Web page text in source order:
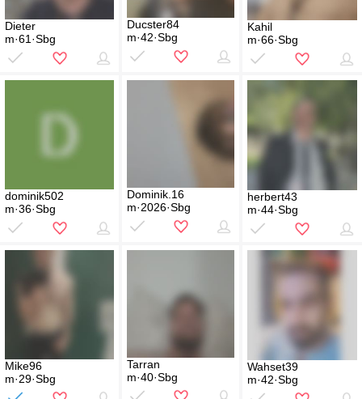
Dieter
m·61·Sbg
Ducster84
m·42·Sbg
Kahil
m·66·Sbg
dominik502
m·36·Sbg
Dominik.16
m·2026·Sbg
herbert43
m·44·Sbg
Mike96
m·29·Sbg
Tarran
m·40·Sbg
Wahset39
m·42·Sbg